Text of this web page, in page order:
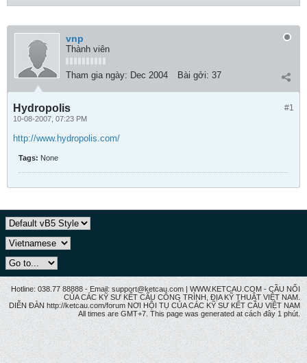
vnp
Thành viên
Tham gia ngày: Dec 2004 Bài gởi: 37
#1
Hydropolis
10-08-2007, 07:23 PM
http://www.hydropolis.com/
Tags: None
Hotline: 038.77 88888 - Email: support@ketcau.com | WWW.KETCAU.COM - CẦU NỐI
CỦA CÁC KỸ SƯ KẾT CẤU CÔNG TRÌNH, ĐỊA KỸ THUẬT VIỆT NAM.
DIỄN ĐÀN http://ketcau.com/forum NƠI HỘI TỤ CỦA CÁC KỸ SƯ KẾT CÂU VIỆT NAM
All times are GMT+7. This page was generated at cách đây 1 phút.